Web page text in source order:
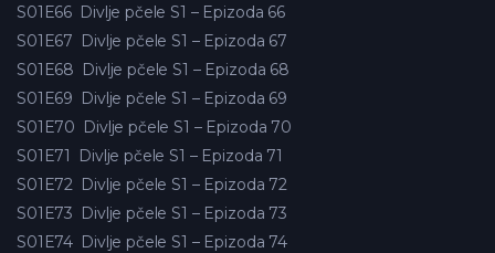
S01E66 Divlje pčele S1 – Epizoda 66
S01E67 Divlje pčele S1 – Epizoda 67
S01E68 Divlje pčele S1 – Epizoda 68
S01E69 Divlje pčele S1 – Epizoda 69
S01E70 Divlje pčele S1 – Epizoda 70
S01E71
Divlje pčele S1 – Epizoda 71
S01E72 Divlje pčele S1 – Epizoda 72
S01E73 Divlje pčele S1 – Epizoda 73
S01E74 Divlje pčele S1 – Epizoda 74